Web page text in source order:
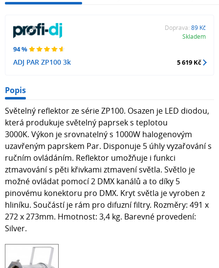
94 %
ADJ PAR ZP100 3k
Doprava: 89 Kč
Skladem
5 619 Kč
Popis
Světelný reflektor ze série ZP100. Osazen je LED diodou,
která produkuje světelný paprsek s teplotou
3000K. Výkon je srovnatelný s 1000W halogenovým
uzavřeným paprskem Par. Disponuje 5 úhly vyzařování s
ručním ovládáním. Reflektor umožňuje i funkci
ztmavování s pěti křivkami ztmavení světla. Světlo je
možné ovládat pomocí 2 DMX kanálů a to díky 5
pinovému konektoru pro DMX. Kryt světla je vyroben z
hliníku. Součástí je rám pro difuzní filtry. Rozměry: 491 x
272 x 273mm. Hmotnost: 3,4 kg. Barevné provedení:
Silver.